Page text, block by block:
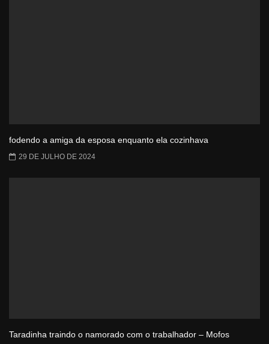
fodendo a amiga da esposa enquanto ela cozinhava
29 DE JULHO DE 2024
Taradinha traindo o namorado com o trabalhador – Mofos